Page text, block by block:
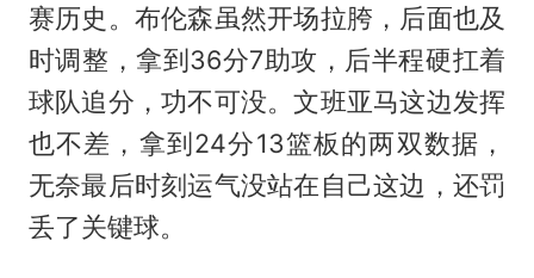
赛历史。布伦森虽然开场拉胯，后面也及
时调整，拿到36分7助攻，后半程硬扛着
球队追分，功不可没。文班亚马这边发挥
也不差，拿到24分13篮板的两双数据，
无奈最后时刻运气没站在自己这边，还罚
丢了关键球。